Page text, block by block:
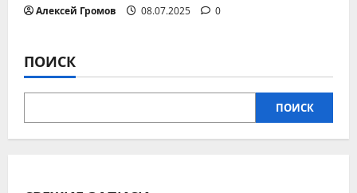
Алексей Громов 08.07.2025 0
ПОИСК
ПОИСК